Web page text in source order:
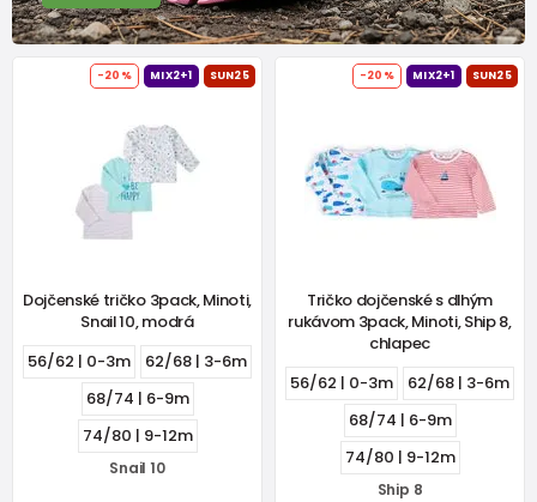
-20% MIX2+1 SUN25
Dojčenské tričko 3pack, Minoti,
Snail 10, modrá
56/62 | 0-3m
62/68 | 3-6m
68/74 | 6-9m
74/80 | 9-12m
Snail 10
-20% MIX2+1 SUN25
Tričko dojčenské s dlhým
rukávom 3pack, Minoti, Ship 8,
chlapec
56/62 | 0-3m
62/68 | 3-6m
68/74 | 6-9m
74/80 | 9-12m
Ship 8